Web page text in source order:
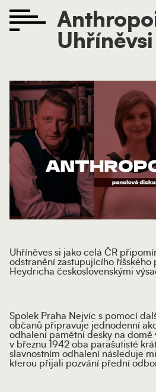
Uhříněvsi
Uhříněves si jako celá ČR
odstranění zastupujícího říšského
Heydricha československými
Spolek Praha Nejvíc s pomocí
občanů připravuje jednodenní
odhalení pamětní desky na domě
v březnu 1942 oba parašutisté
slavnostním odhalení následuje
kterou přijali pozvání přední